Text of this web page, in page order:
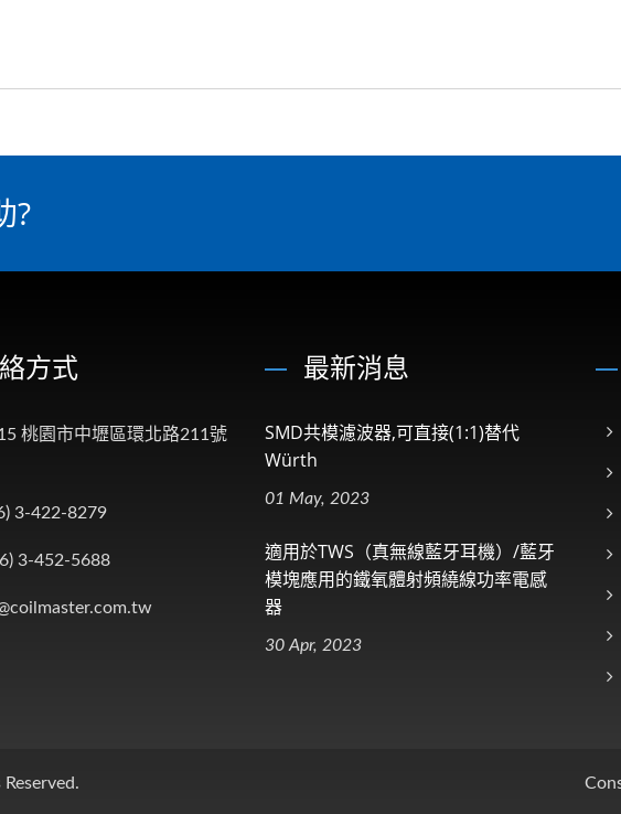
?
方式
桃園市中壢區環北路211號
3-422-8279
3-452-5688
最新消息
SMD共模濾波器,可直接(1:1)替代
Würth
01 May, 2023
適用於TWS（真無線藍牙耳機）/藍牙
模塊應用的鐵氧體射頻繞線功率電感
器
30 Apr, 2023